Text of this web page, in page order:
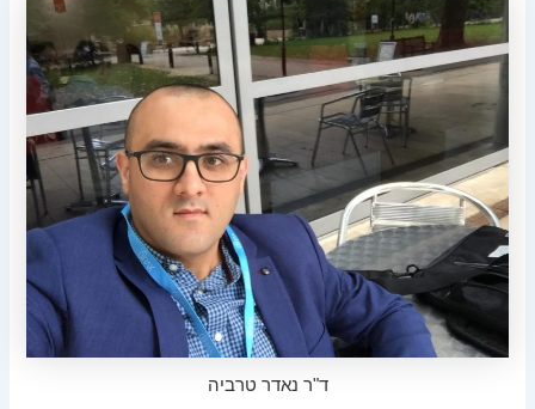
ד"ר נאדר טרביה